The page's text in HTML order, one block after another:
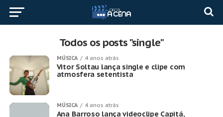
Todos os posts "single"
MÚSICA 4 anos atrás
Vitor Soltau lança single e clipe com
atmosfera setentista
MÚSICA 4 anos atrás
Ana Barroso lança videoclipe Capitá,